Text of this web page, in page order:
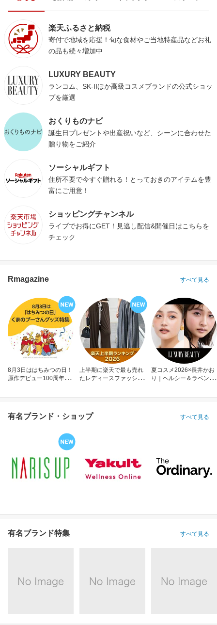
楽天ふるさと納税
寄付で地域を応援！旬な食材やご当地特産品などお礼
の品も続々増加中
LUXURY BEAUTY
ランコム、SK-IIほか高級コスメブランドの公式ショッ
プを厳選
おくりものナビ
誕生日プレゼントや出産祝いなど、シーンに合わせた
贈り物をご紹介
ソーシャルギフト
住所不要で今すぐ贈れる！とっておきのアイテムを豊
富にご用意！
ショッピングチャンネル
ライブでお得にGET！見逃し配信&開催日はこちらを
チェック
Rmagazine すべて見る
8月3日ははちみつの日！
原作デビュー100周年も
上半期に楽天で最も売れ
たレディースファッショ
夏コスメ2026×長井かお
り｜ヘルシー＆ラベンダ
有名ブランド・ショップ すべて見る
有名ブランド特集 すべて見る